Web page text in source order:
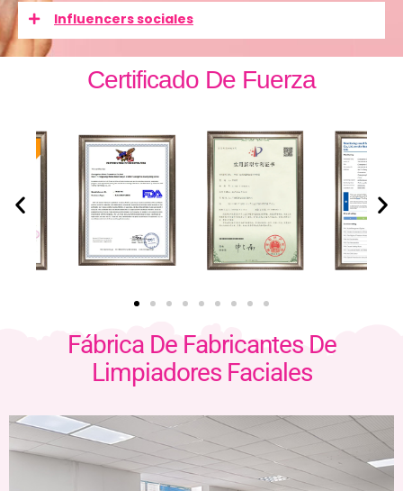
Influencers sociales
Certificado De Fuerza
Fábrica De Fabricantes De
Limpiadores Faciales